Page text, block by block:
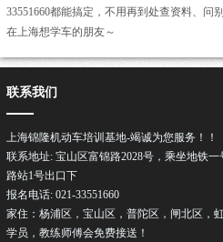
33551660都能搞定，不用再到处查资料、问
在上海想学车的朋友～
联系我们
上海锦隆机动车培训基地-竭诚为您服务！！
联系地址: 宝山区富锦路2028号，乘坐地铁一
路站1号出口下
报名电话: 021-33551660
家住：杨浦区，宝山区，普陀区，闸北区，
学员，教练师傅会免费接送！